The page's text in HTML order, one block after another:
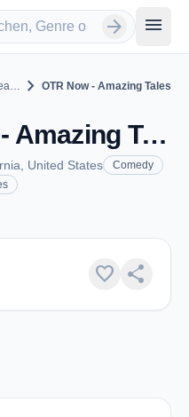
arrow_forward menu
Long Beach chevron_right OTR Now - Amazing Tales
OTR Now - Amazing Tales - Long Beach, CA
United States
Comedy
favorite share